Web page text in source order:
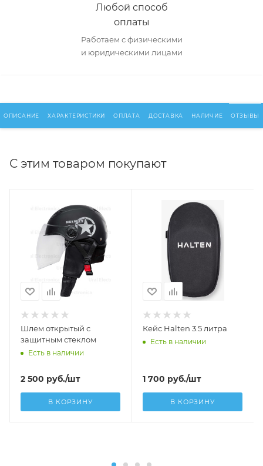
Любой способ
оплаты
Работаем с физическими
и юридическими лицами
ОПИСАНИЕ ХАРАКТЕРИСТИКИ ОПЛАТА ДОСТАВКА НАЛИЧИЕ ОТЗЫВЫ
С этим товаром покупают
Шлем открытый с
защитным стеклом
Есть в наличии
2 500 руб./шт
В КОРЗИНУ
Кейс Halten 3.5 литра
Есть в наличии
1 700 руб./шт
В КОРЗИНУ